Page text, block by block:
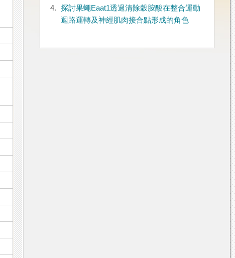
4.
探討果蠅Eaat1透過清除穀胺酸在整合運動
迴路運轉及神經肌肉接合點形成的角色